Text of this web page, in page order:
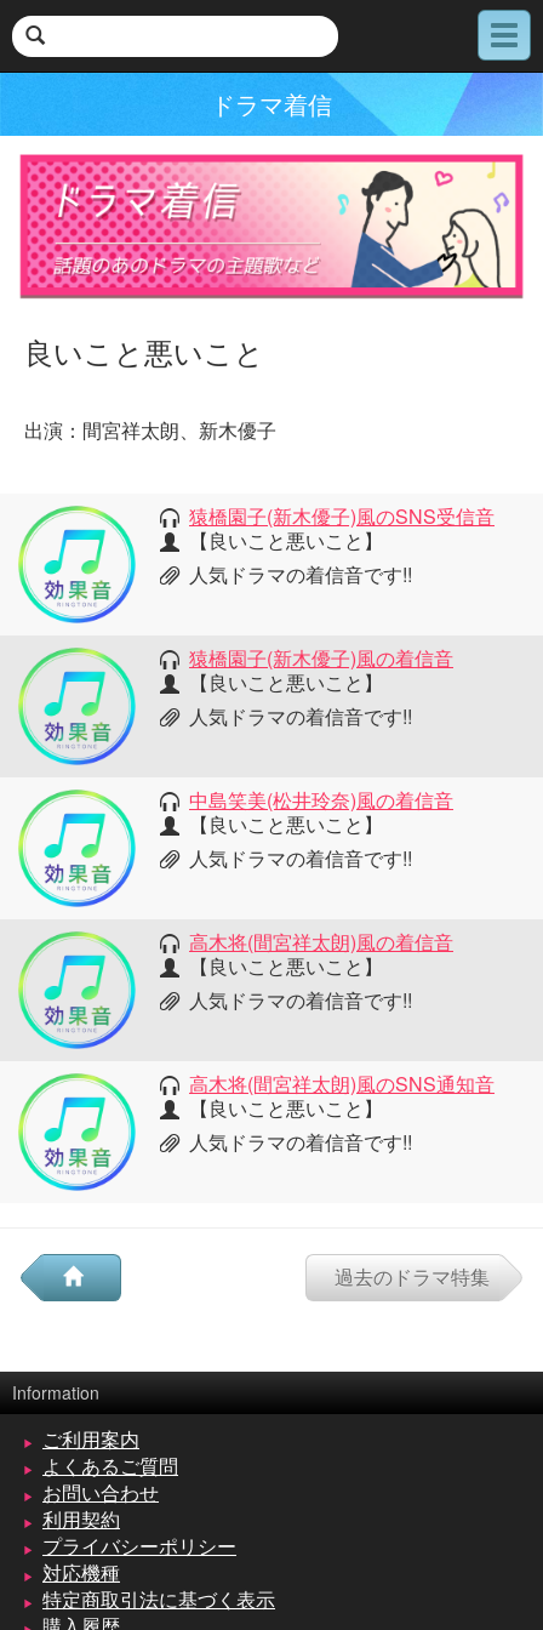
メ
ニ
ドラマ着信
良いこと悪いこと
出演：間宮祥太朗、新木優子
猿橋園子(新木優子)風のSNS受信音
【良いこと悪いこと】
人気ドラマの着信音です!!
猿橋園子(新木優子)風の着信音
【良いこと悪いこと】
人気ドラマの着信音です!!
中島笑美(松井玲奈)風の着信音
【良いこと悪いこと】
人気ドラマの着信音です!!
高木将(間宮祥太朗)風の着信音
【良いこと悪いこと】
人気ドラマの着信音です!!
高木将(間宮祥太朗)風のSNS通知音
【良いこと悪いこと】
人気ドラマの着信音です!!
過去のドラマ特集
Information
ご利用案内
よくあるご質問
お問い合わせ
利用契約
プライバシーポリシー
対応機種
特定商取引法に基づく表示